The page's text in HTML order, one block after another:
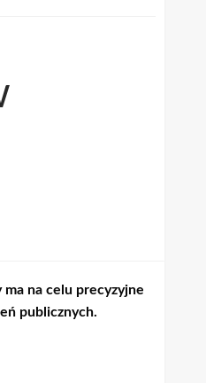
na celu precyzyjne
publicznych.